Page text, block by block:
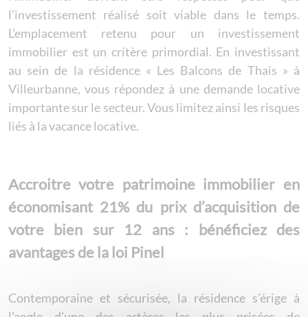
l’investissement réalisé soit viable dans le temps.
L’emplacement retenu pour un investissement
immobilier est un critère primordial. En investissant
au sein de la résidence « Les Balcons de Thais » à
Villeurbanne, vous répondez à une demande locative
importante sur le secteur. Vous limitez ainsi les risques
liés à la vacance locative.
Accroitre votre patrimoine immobilier en
économisant 21% du prix d’acquisition de
votre bien sur 12 ans : bénéficiez des
avantages de la loi Pinel
Contemporaine et sécurisée, la résidence s’érige à